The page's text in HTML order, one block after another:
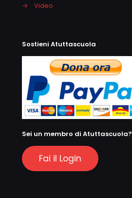
→
Video
Sostieni Atuttascuola
Sei un membro di Atuttascuola?
Fai il Login